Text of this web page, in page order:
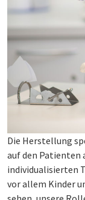
Die Herstellung
auf den Patienten
individualisierten
vor allem Kinder